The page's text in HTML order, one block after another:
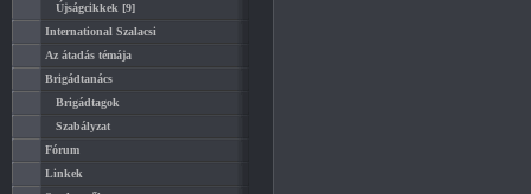
Újságcikkek [9]
International Szalacsi
Az átadás témája
Brigádtanács
Brigádtagok
Szabályzat
Fórum
Linkek